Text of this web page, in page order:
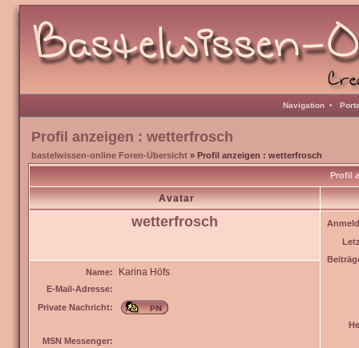
Navigation •
Profil anzeigen : wetterfrosch
bastelwissen-online Foren-Übersicht » Profil anzeigen : wetterfrosch
Profil
Avatar
wetterfrosch
Name: Karina Höfs
E-Mail-Adresse:
Private Nachricht:
MSN Messenger: